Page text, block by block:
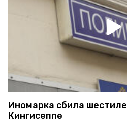
Иномарка сбила
Кингисеппе